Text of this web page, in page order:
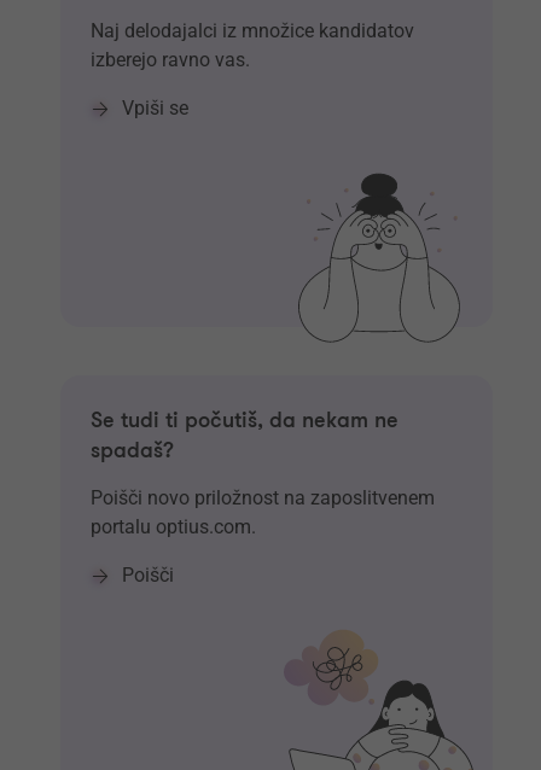
Naj delodajalci iz množice kandidatov
izberejo ravno vas.
Vpiši se
Se tudi ti počutiš, da nekam ne
spadaš?
Poišči novo priložnost na zaposlitvenem
portalu optius.com.
Poišči